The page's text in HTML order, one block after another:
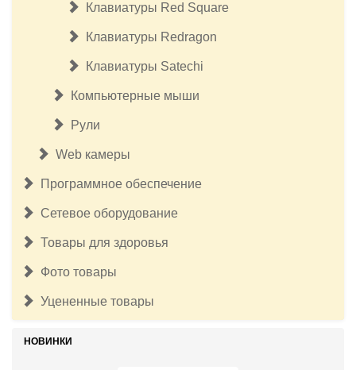
Клавиатуры Red Square
Клавиатуры Redragon
Клавиатуры Satechi
Компьютерные мыши
Рули
Web камеры
Программное обеспечение
Сетевое оборудование
Товары для здоровья
Фото товары
Уцененные товары
НОВИНКИ